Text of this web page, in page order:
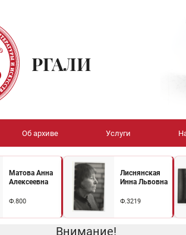
РГАЛИ
Об архиве Услуги
Матова Анна
Алексеевна
Ф.800
Лиснянская
Инна Львовна
Ф.3219
Внимание!